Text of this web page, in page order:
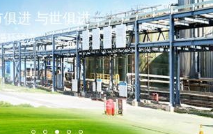
招标公告
及投标方式请点击查询（测试）
氯乙酸世界第一品牌
打造世界精细化工绿色基地 创造氯乙酸国际
市场第一品牌
进 与世俱进
环经济
质
面